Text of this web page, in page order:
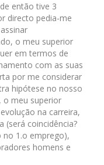
então tive 3
directo pedia-me
o meu superior
em termos de
com as suas
por me considerar
hipótese no nosso
o meu superior
na carreira,
(será coincidência?
no 1.o emprego),
homens e